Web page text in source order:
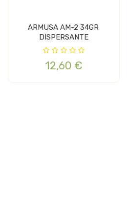
ARMUSA AM-2 34GR
DISPERSANTE
12,60 €